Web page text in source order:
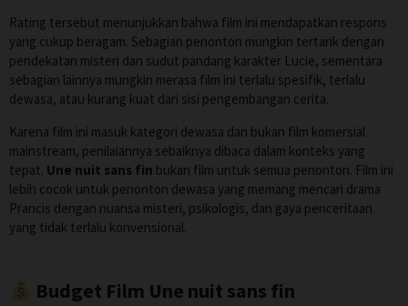
Rating tersebut menunjukkan bahwa film ini mendapatkan respons
yang cukup beragam. Sebagian penonton mungkin tertarik dengan
pendekatan misteri dan sudut pandang karakter Lucie, sementara
sebagian lainnya mungkin merasa film ini terlalu spesifik, terlalu
dewasa, atau kurang kuat dari sisi pengembangan cerita.
Karena film ini masuk kategori dewasa dan bukan film komersial
mainstream, penilaiannya sebaiknya dibaca dalam konteks yang
tepat. Une nuit sans fin bukan film untuk semua penonton. Film ini
lebih cocok untuk penonton dewasa yang memang mencari drama
Prancis dengan nuansa misteri, psikologis, dan gaya penceritaan
yang tidak terlalu konvensional.
Budget Film Une nuit sans fin